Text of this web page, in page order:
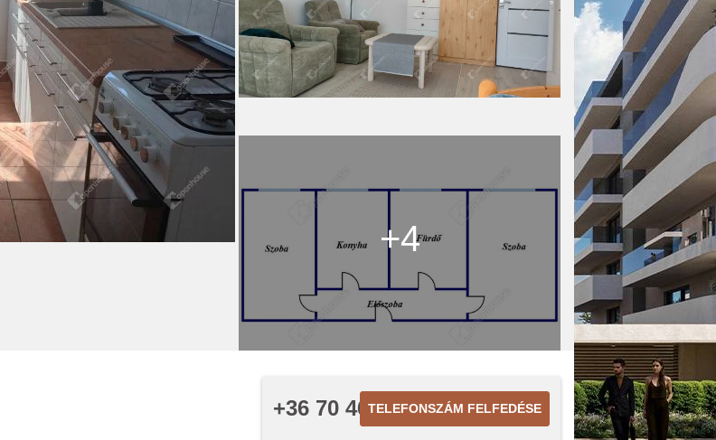
+36 70 467TELEFONSZÁM FELFEDÉSE